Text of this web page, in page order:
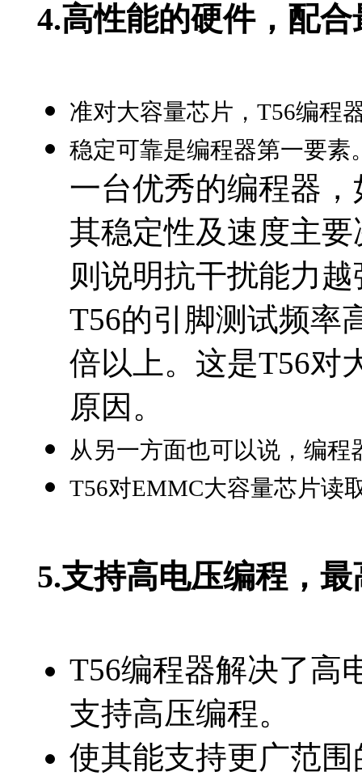
4.高性能的硬件，配
准对大容量芯片，T56编程
稳定可靠是编程器第一要素
一台优秀的编程器
其稳定性及速度主
则说明抗干扰能力
T56的引脚测试频率
倍以上。这是T56对
原因。
从另一方面也可以说，编
T56对EMMC大容量芯片读
5.支持高电压编程，
T56编程器解决了高
支持高压编程。
使其能支持更广范